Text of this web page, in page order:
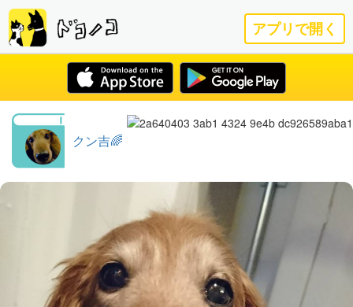
アプリで開く
クン吉🌈